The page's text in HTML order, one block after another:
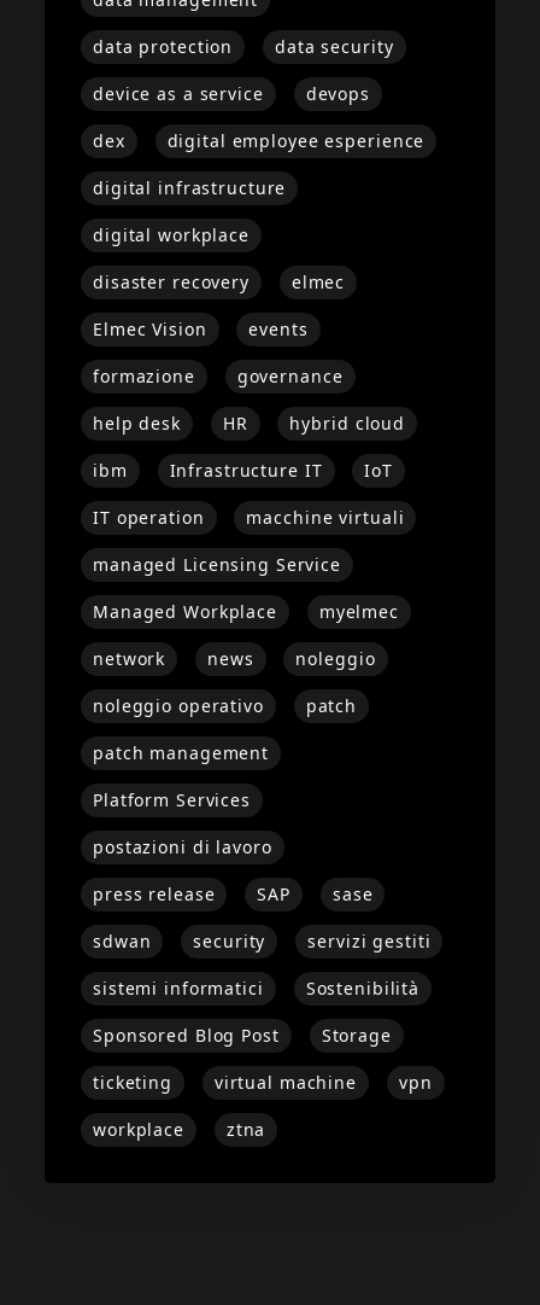
data protection data security
device as a service devops
dex digital employee esperience
digital infrastructure
digital workplace
disaster recovery elmec
Elmec Vision events
formazione governance
help desk HR hybrid cloud
ibm Infrastructure IT IoT
IT operation macchine virtuali
managed Licensing Service
Managed Workplace myelmec
network news noleggio
noleggio operativo patch
patch management
Platform Services
postazioni di lavoro
press release SAP sase
sdwan security servizi gestiti
sistemi informatici Sostenibilità
Sponsored Blog Post Storage
ticketing virtual machine vpn
workplace ztna